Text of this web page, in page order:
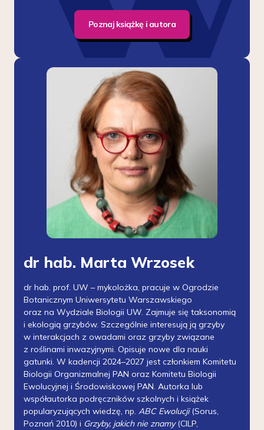
Poznaj książkę i autora
dr hab. Marta Wrzosek
dr hab. prof. UW – mykolożka, pracuje w Ogrodzie
Botanicznym Uniwersytetu Warszawskiego
oraz na Wydziale Biologii UW. Zajmuje się taksonomią
i ekologią grzybów. Szczególnie interesują ją grzyby
w interakcjach z owadami oraz grzyby związane
z roślinami inwazyjnymi. Opisuje nowe dla nauki
gatunki. W kadencji 2024–2027 jest członkiem Komitetu
Biologii Organizmalnej PAN oraz Komitetu Biologii
Ewolucyjnej i Środowiskowej PAN. Autorka lub
współautorka podręczników szkolnych i książek
popularyzujących wiedzę, np. ABC Ewolucji(Sorus,
Poznań 2010) i Grzyby, jakich nie znamy(CILP,